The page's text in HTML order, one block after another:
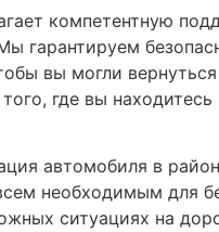
компетентную
гарантируем
вы могли
где вы
автомобиля в
необходимым для
ситуациях на